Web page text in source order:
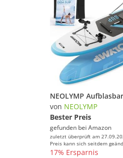
von NEOLYMP
Bester Preis
gefunden bei Amazon
zuletzt überprüft am
Preis kann sich seitdem
17% Ersparnis